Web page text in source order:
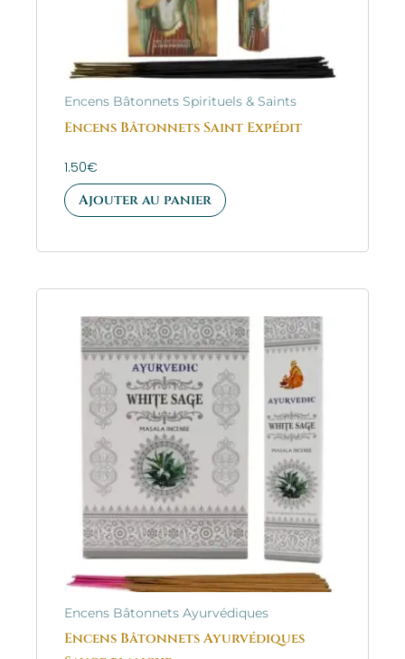
Encens Bâtonnets Spirituels & Saints
Encens Bâtonnets Saint Expédit
1.50€
Ajouter au panier
Encens Bâtonnets Ayurvédiques
Encens Bâtonnets Ayurvédiques